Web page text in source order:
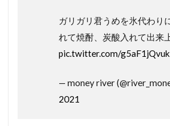
ガリガリ君うめを氷代わり
れて焼酎、炭酸入れて出来
pic.twitter.com/g5aF1jQvuk
— money river
2021